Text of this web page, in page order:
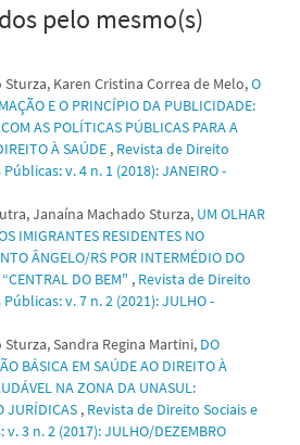
pelo mesmo(s)
Karen Cristina Correa de Melo,O
E O PRINCÍPIO DA PUBLICIDADE:
AS POLÍTICAS PÚBLICAS PARA A
À SAÚDE , Revista de Direito
v. 4 n. 1 (2018): JANEIRO -
Janaína Machado Sturza, UM OLHAR
IMIGRANTES RESIDENTES NO
ÂNGELO/RS POR INTERMÉDIO DO
DO BEM" , Revista de Direito
v. 7 n. 2 (2021): JULHO -
Sandra Regina Martini, DO
BÁSICA EM SAÚDE AO DIREITO À
NA ZONA DA UNASUL:
JURÍDICAS , Revista de Direito Sociais e
3 n. 2 (2017): JULHO/DEZEMBRO